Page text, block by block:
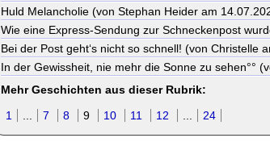
Huld Melancholie (von Stephan Heider am
Wie eine Express-Sendung zur Schneckenpost
Bei der Post geht‘s nicht so schnell! (von Christelle
In der Gewissheit, nie mehr die Sonne zu sehen°°
Mehr Geschichten aus dieser Rubrik:
1
7 8 9 10 11 12 24